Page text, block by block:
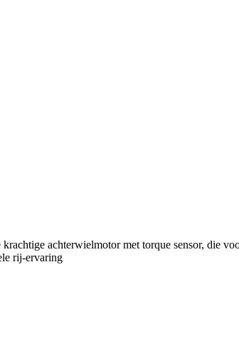
achterwielmotor met torque sensor, die
rij-ervaring